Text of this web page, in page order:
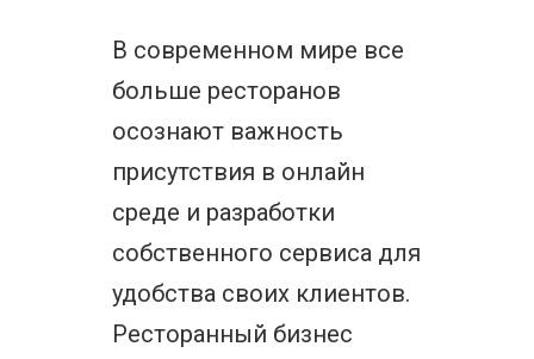
В современном мире все
больше ресторанов
осознают важность
присутствия в онлайн
среде и разработки
собственного сервиса для
удобства своих клиентов.
Ресторанный бизнес